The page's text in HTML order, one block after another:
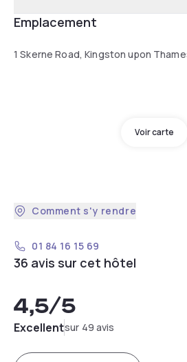
Emplacement
1 Skerne Road, Kingston upon
Voir carte
Comment s'y rendre
01 84 16 15 69
36 avis sur cet hôtel
4,5/5
Excellentsur 49 avis